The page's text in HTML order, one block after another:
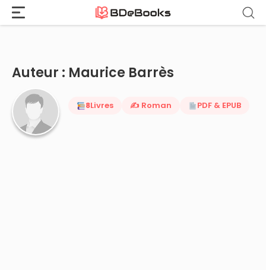
Accueil Maurice Barrès
Auteur : Maurice Barrès
8Livres ✍️ Roman PDF & EPUB